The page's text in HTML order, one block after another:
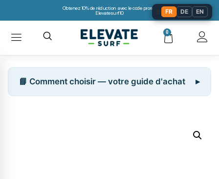
Obtenez 10% de réduction avec le code promo:
Elevatesurf10
0
📘 Comment choisir — votre guide d'achat
FR DE EN